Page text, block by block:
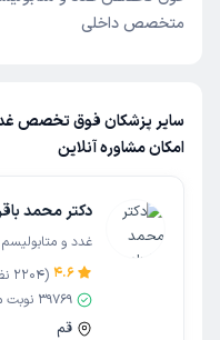
متخصص داخلی
سایر پزشکان فوق تخصص غدد
امکان مشاوره آنلاین
دکتر محمد
غدد و متابولیسم
4.6
(
2204
39769 نوبت
قم